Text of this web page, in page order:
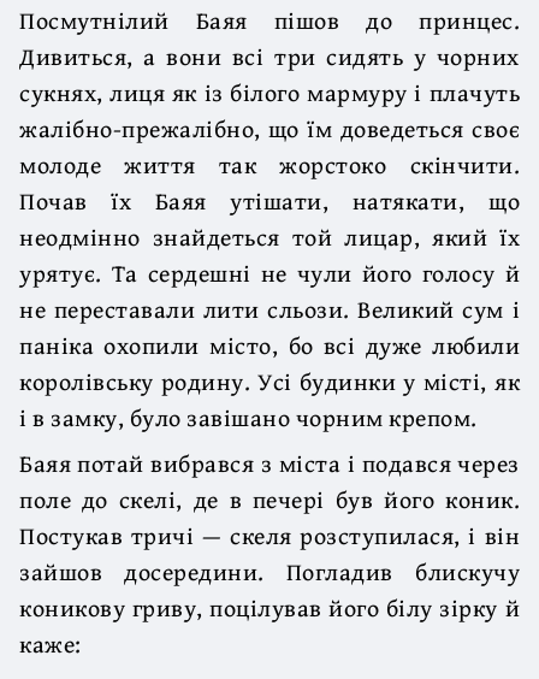
Посмутнілий Баяя пішов до принцес.
Дивиться, а вони всі три сидять у чорних
сукнях, лиця як із білого мармуру і плачуть
жалібно-прежалібно, що їм доведеться своє
молоде життя так жорстоко скінчити.
Почав їх Баяя утішати, натякати, що
неодмінно знайдеться той лицар, який їх
урятує. Та сердешні не чули його голосу й
не переставали лити сльози. Великий сум і
паніка охопили місто, бо всі дуже любили
королівську родину. Усі будинки у місті, як
і в замку, було завішано чорним крепом.
Баяя потай вибрався з міста і подався через
поле до скелі, де в печері був його коник.
Постукав тричі — скеля розступилася, і він
зайшов досередини. Погладив блискучу
коникову гриву, поцілував його білу зірку й
каже: